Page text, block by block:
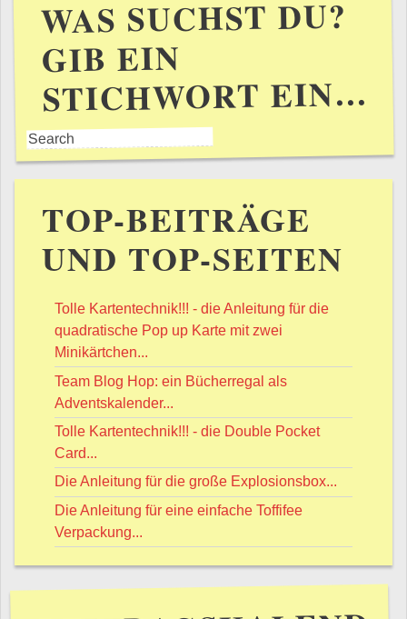
WAS SUCHST DU?
GIB EIN
STICHWORT EIN…
TOP-BEITRÄGE
UND TOP-SEITEN
Tolle Kartentechnik!!! - die Anleitung für die
quadratische Pop up Karte mit zwei
Minikärtchen...
Team Blog Hop: ein Bücherregal als
Adventskalender...
Tolle Kartentechnik!!! - die Double Pocket
Card...
Die Anleitung für die große Explosionsbox...
Die Anleitung für eine einfache Toffifee
Verpackung...